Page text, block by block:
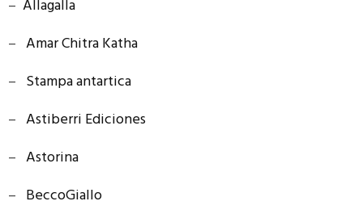
– Allagalla
– Amar Chitra Katha
– Stampa antartica
– Astiberri Ediciones
– Astorina
– BeccoGiallo